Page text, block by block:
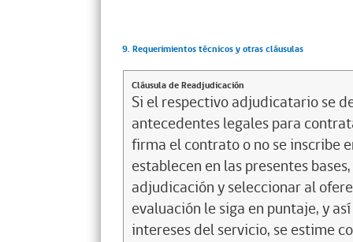
9. Requerimientos técnicos y otras cláusulas
Cláusula de Readjudicación
Si el respectivo adjudicatario se
antecedentes legales para
firma el contrato o no se inscribe
establecen en las presentes
adjudicación y seleccionar al
evaluación le siga en puntaje, y
intereses del servicio, se estime